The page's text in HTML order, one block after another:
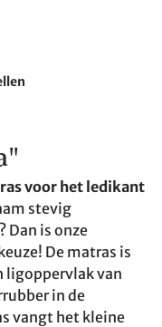
voor het ledikant
stevig
Dan is onze
De matras is
ligoppervlak van
in de
vangt het kleine